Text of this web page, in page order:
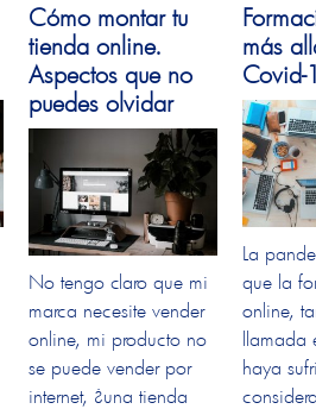
Cómo montar tu
tienda online.
Aspectos que no
puedes olvidar
No tengo claro que mi
marca necesite vender
online, mi producto no
se puede vender por
internet, ¿una tienda
más
Covid-
La
que la
online,
llamada
haya